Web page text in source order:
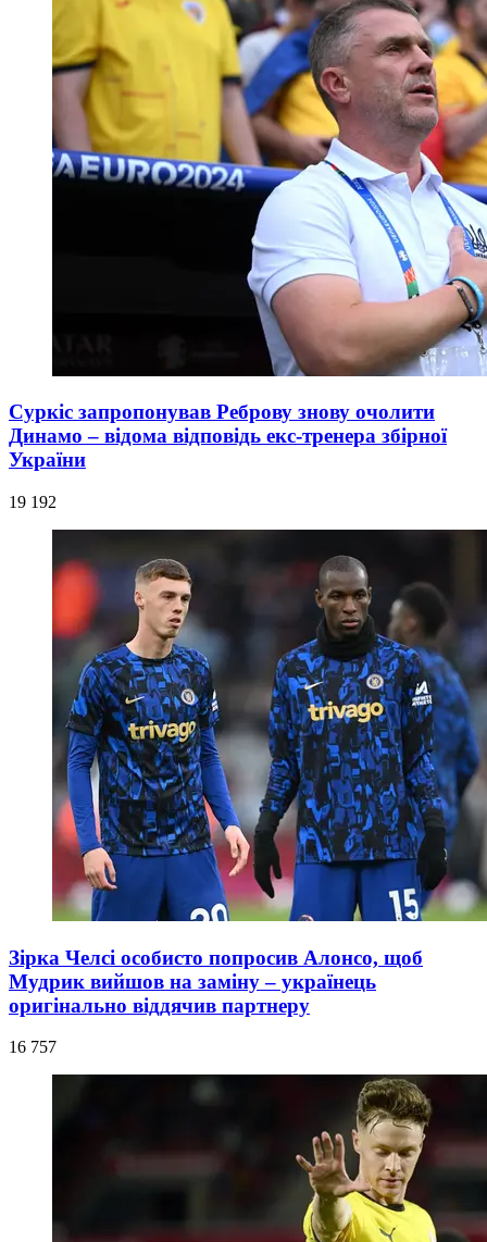
Суркіс запропонував Реброву знову очолити
Динамо – відома відповідь екс-тренера збірної
України
19 192
Зірка Челсі особисто попросив Алонсо, щоб
Мудрик вийшов на заміну – українець
оригінально віддячив партнеру
16 757